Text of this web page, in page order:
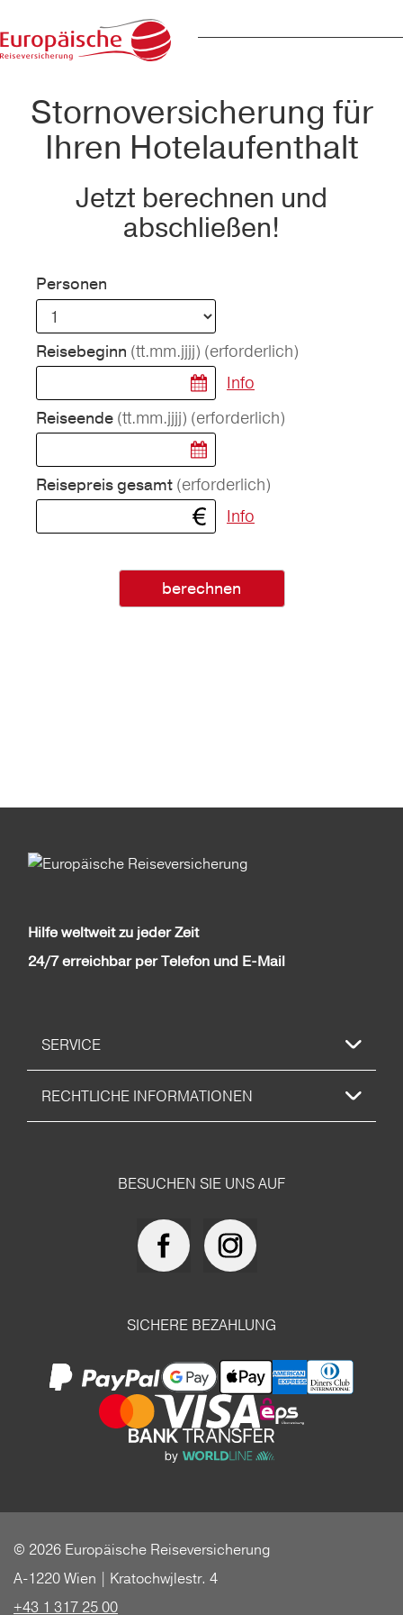
Stornoversicherung für
Ihren Hotelaufenthalt
Jetzt berechnen und
abschließen!
Personen
Reisebeginn (tt.mm.jjjj) (erforderlich)
Info
Reiseende (tt.mm.jjjj) (erforderlich)
Reisepreis gesamt (erforderlich)
Info
berechnen
Hilfe weltweit zu jeder Zeit
24/7 erreichbar per Telefon und E-Mail
SERVICE
RECHTLICHE INFORMATIONEN
BESUCHEN SIE UNS AUF
SICHERE BEZAHLUNG
© 2026 Europäische Reiseversicherung
A-1220 Wien | Kratochwjlestr. 4
+43 1 317 25 00